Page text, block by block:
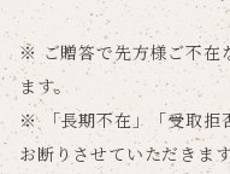
※ ご贈答で先方様ご不在
ます。
※ 「長期不在」「受取拒
お断りさせていただきま